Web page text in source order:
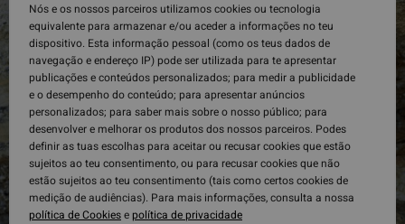
Nós e os nossos parceiros utilizamos cookies ou tecnologia
equivalente para armazenar e/ou aceder a informações no teu
dispositivo. Esta informação pessoal (como os teus dados de
navegação e endereço IP) pode ser utilizada para te apresentar
publicações e conteúdos personalizados; para medir a publicidade
e o desempenho do conteúdo; para apresentar anúncios
personalizados; para saber mais sobre o nosso público; para
desenvolver e melhorar os produtos dos nossos parceiros. Podes
definir as tuas escolhas para aceitar ou recusar cookies que estão
sujeitos ao teu consentimento, ou para recusar cookies que não
estão sujeitos ao teu consentimento (tais como certos cookies de
medição de audiências). Para mais informações, consulta a nossa
política de Cookiesepolítica de privacidade